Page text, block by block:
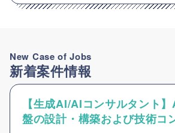
New Case of Jobs
新着案件情報
【生成AI/AIコンサルタント
盤の設計・構築および技術コ